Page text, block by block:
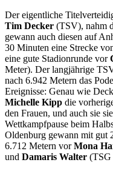
Der eigentliche
Tim Decker (TSV), nahm
gewann auch diesen auf
30 Minuten eine Strecke
eine gute Stadionrunde vor
Meter). Der langjährige
nach 6.942 Metern das
Ereignisse: Genau wie
Michelle Kipp die
den Frauen, und auch sie
Wettkampfpause beim
Oldenburg gewann mit gut
6.712 Metern vorMona
und Damaris Walter (TSG